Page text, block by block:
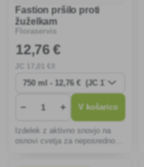
Fastion pršilo proti
žuželkam
Floraservis
12,76 €
− + V košarico
Izdelek z aktivno snovjo na
osnovi cvetja za neposredno